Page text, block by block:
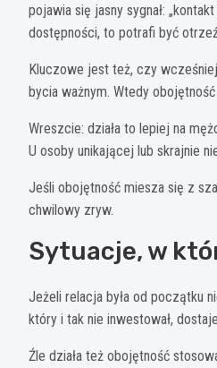
pojawia się jasny sygnał:
dostępności, to potrafi być
Kluczowe jest też, czy
bycia ważnym. Wtedy
Wreszcie: działa to lepiej na
U osoby unikającej lub skrajnie
Jeśli obojętność miesza się z
chwilowy zryw.
Sytuacje, w
Jeżeli relacja była od początku
który i tak nie inwestował,
Źle działa też obojętność